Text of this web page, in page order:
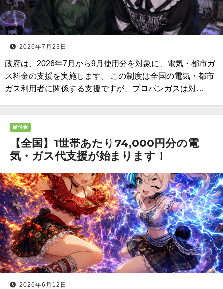
2026年7月23日
政府は、2026年7月から9月使用分を対象に、電気・都市ガ
ス料金の支援を実施します。 この制度は全国の電気・都市
ガス利用者に関係する支援ですが、プロパンガスは対…
給付金
【全国】1世帯あたり74,000円分の電
気・ガス代支援が始まります！
2026年6月12日